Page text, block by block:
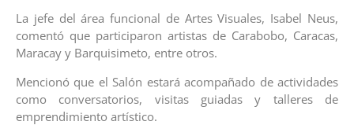
La jefe del área funcional de Artes Visuales, Isabel Neus,
comentó que participaron artistas de Carabobo, Caracas,
Maracay y Barquisimeto, entre otros.
Mencionó que el Salón estará acompañado de actividades
como conversatorios, visitas guiadas y talleres de
emprendimiento artístico.